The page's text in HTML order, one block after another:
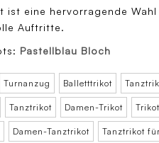
ist eine hervorragende
Auftritte.
Pastellblau Bloch
Turnanzug Balletttrikot
Tanztrikot Damen-Trikot
Damen-Tanztrikot Tanztrikot